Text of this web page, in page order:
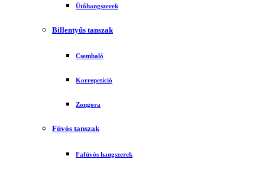
Ütőhangszerek
Billentyűs tanszak
Csembaló
Korrepetíció
Zongora
Fúvós tanszak
Fafúvós hangszerek